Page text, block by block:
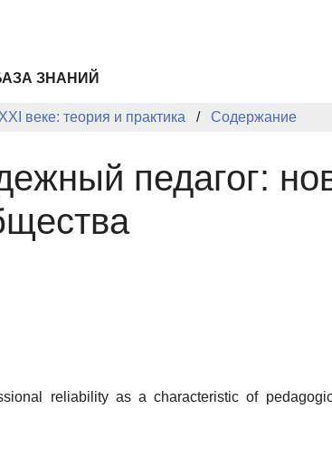
ЗНАНИЙ
веке: теория и практика Содержание
педагог:
reliability as a characteristic of